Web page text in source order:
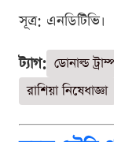
সূত্র: এনডিটিভি।
ট্যাগ: ডোনাল্ড
রাশিয়া নিষেধাজ্ঞা